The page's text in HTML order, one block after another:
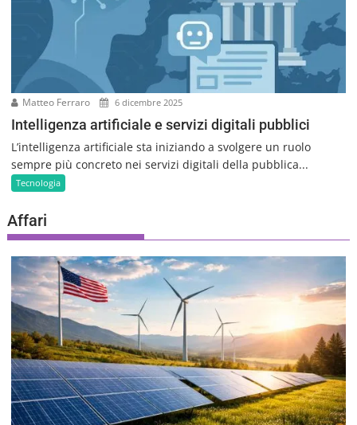
Matteo Ferraro 6 dicembre 2025
Intelligenza artificiale e servizi digitali pubblici
L’intelligenza artificiale sta iniziando a svolgere un ruolo
sempre più concreto nei servizi digitali della pubblica...
Tecnologia
Affari